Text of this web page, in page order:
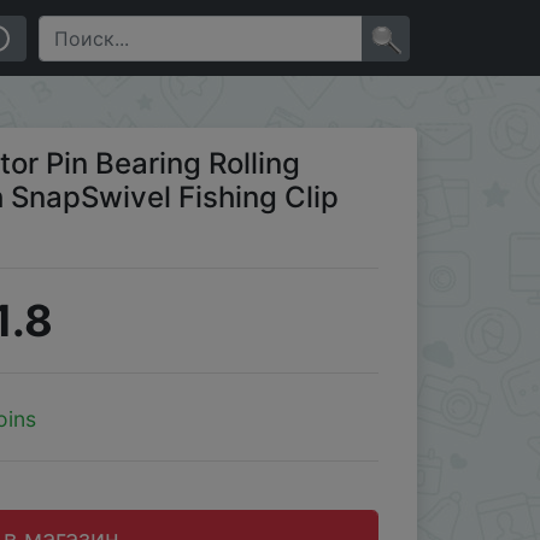
Clip Tackle Accessorie
Pin Bearing Rolling
Fishing Clip